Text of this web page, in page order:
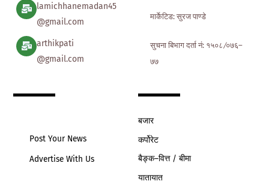
lamichhanemadan45
@gmail.com
arthikpati
@gmail.com
मार्केटिड: सुरज पाण्डे
सुचना बिभाग दर्ता नं: १५०८ ∕०७६–
७७
Post Your News
Advertise With Us
बजार
कर्पोरेट
बैङ्क–वित्त / बीमा
यातायात